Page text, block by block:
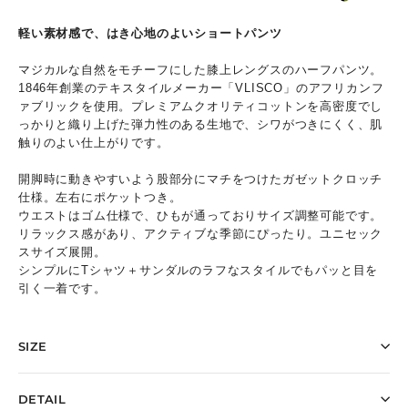
軽い素材感で、はき心地のよいショートパンツ
マジカルな自然をモチーフにした膝上レングスのハーフパンツ。
1846年創業のテキスタイルメーカー「VLISCO」のアフリカンフ
ァブリックを使用。プレミアムクオリティコットンを高密度でし
っかりと織り上げた弾力性のある生地で、シワがつきにくく、肌
触りのよい仕上がりです。
開脚時に動きやすいよう股部分にマチをつけたガゼットクロッチ
仕様。左右にポケットつき。
ウエストはゴム仕様で、ひもが通っておりサイズ調整可能です。
リラックス感があり、アクティブな季節にぴったり。ユニセック
スサイズ展開。
シンプルにTシャツ＋サンダルのラフなスタイルでもパッと目を
引く一着です。
SIZE
DETAIL